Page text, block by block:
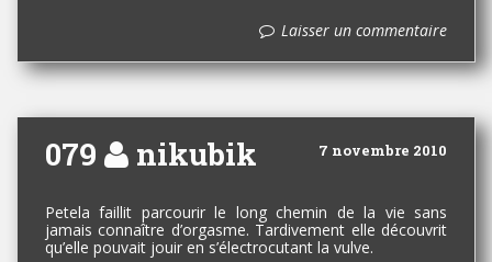
Laisser un commentaire
079 7 novembre 2010
nikubik
Petela faillit parcourir le long chemin de la vie sans
jamais connaître d’orgasme. Tardivement elle découvrit
qu’elle pouvait jouir en s’électrocutant la vulve.